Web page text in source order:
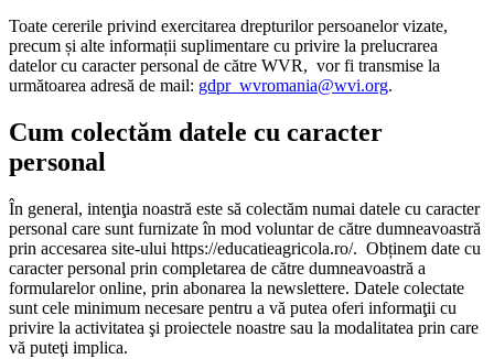
Toate cererile privind exercitarea drepturilor persoanelor vizate,
precum și alte informații suplimentare cu privire la prelucrarea
datelor cu caracter personal de către WVR, vor fi transmise la
următoarea adresă de mail: gdpr_wvromania@wvi.org.
Cum colectăm datele cu caracter
personal
În general, intenţia noastră este să colectăm numai datele cu caracter
personal care sunt furnizate în mod voluntar de către dumneavoastră
prin accesarea site-ului https://educatieagricola.ro/. Obținem date cu
caracter personal prin completarea de către dumneavoastră a
formularelor online, prin abonarea la newslettere. Datele colectate
sunt cele minimum necesare pentru a vă putea oferi informaţii cu
privire la activitatea şi proiectele noastre sau la modalitatea prin care
vă puteţi implica.